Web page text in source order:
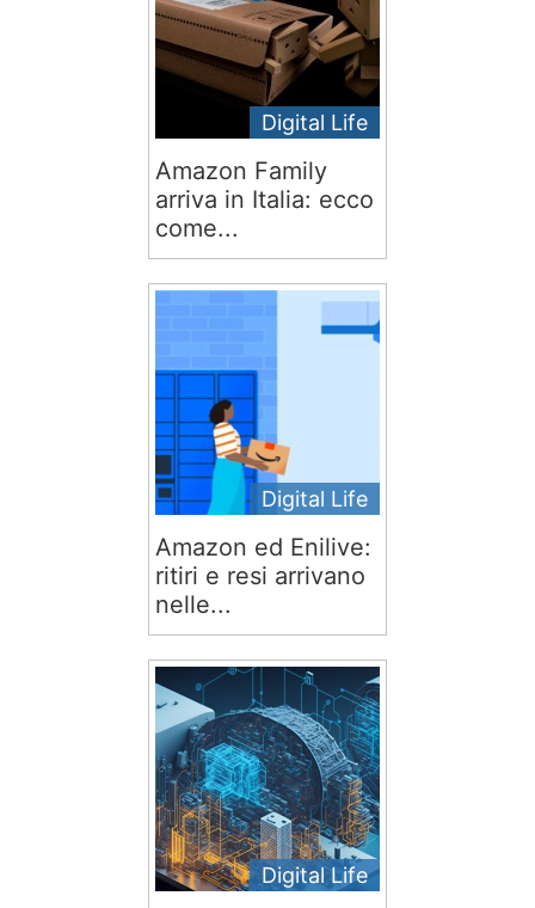
Digital Life
Amazon Family
arriva in Italia: ecco
come...
Digital Life
Amazon ed Enilive:
ritiri e resi arrivano
nelle...
Digital Life